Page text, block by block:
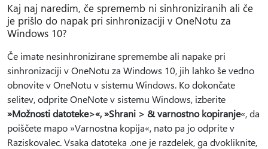
Kaj naj naredim, če sprememb ni sinhroniziranih ali če
je prišlo do napak pri sinhronizaciji v OneNotu za
Windows 10?
Če imate nesinhronizirane spremembe ali napake pri
sinhronizaciji v OneNotu za Windows 10, jih lahko še vedno
obnovite v OneNotu v sistemu Windows. Ko dokončate
selitev, odprite OneNote v sistemu Windows, izberite
»Možnosti datoteke>«, »Shrani > & varnostno kopiranje«, da
poiščete mapo »Varnostna kopija«, nato pa jo odprite v
Raziskovalec. Vsaka datoteka .one je razdelek, ga dvokliknite,